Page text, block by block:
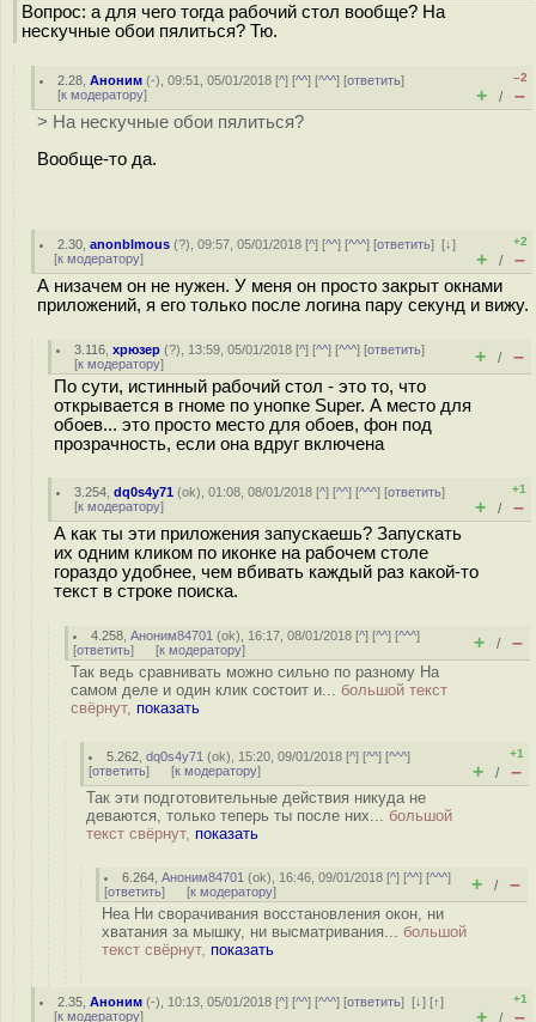
Вопрос: а для чего тогда рабочий стол вообще? На
нескучные обои пялиться? Тю.
2.28 ,Аноним (-), 09:51, 05/01/2018 [^] [^^] [^^^] [ответить]
[к модератору]
–2
+ / –
> На нескучные обои пялиться?
Вообще-то да.
2.30 ,anonblmous (?), 09:57, 05/01/2018 [^] [^^] [^^^] [ответить][↓]
[к модератору]
+2
+ / –
А низачем он не нужен. У меня он просто закрыт окнами
приложений, я его только после логина пару секунд и вижу.
3.116 ,хрюзер (?), 13:59, 05/01/2018 [^] [^^] [^^^] [ответить]
[к модератору] + / –
По сути, истинный рабочий стол - это то, что
открывается в гноме по унопке Super. А место для
обоев... это просто место для обоев, фон под
прозрачность, если она вдруг включена
3.254 ,dq0s4y71 (ok), 01:08, 08/01/2018 [^] [^^] [^^^] [ответить]
[к модератору]
+1
+ / –
А как ты эти приложения запускаешь? Запускать
их одним кликом по иконке на рабочем столе
гораздо удобнее, чем вбивать каждый раз какой-то
текст в строке поиска.
4.258 ,Аноним84701 (ok), 16:17, 08/01/2018 [^] [^^] [^^^]
[ответить] [к модератору] + / –
Так ведь сравнивать можно cильно по разному На
самом деле и один клик состоит и... большой текст
свёрнут, показать
5.262 ,dq0s4y71 (ok), 15:20, 09/01/2018 [^] [^^] [^^^]
[ответить] [к модератору]
+1
+ / –
Так эти подготовительные действия никуда не
деваются, только теперь ты после них... большой
текст свёрнут, показать
6.264 ,Аноним84701 (ok), 16:46, 09/01/2018 [^] [^^] [^^^]
[ответить] [к модератору] + / –
Неа Ни сворачивания восстановления окон, ни
хватания за мышку, ни высматривания... большой
текст свёрнут, показать
2.35 ,Аноним (-), 10:13, 05/01/2018 [^] [^^] [^^^] [ответить][↓] [↑]
[к модератору]
+1
+ / –